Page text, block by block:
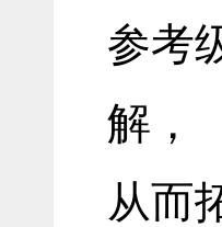
参考
解，
从而